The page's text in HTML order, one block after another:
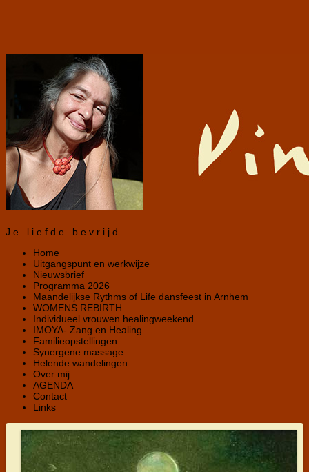
Je liefde bevrijd
Home
Uitgangspunt en werkwijze
Nieuwsbrief
Programma 2026
Maandelijkse Rythms of Life dansfeest in Arnhem
WOMENS REBIRTH
Individueel vrouwen healingweekend
IMOYA- Zang en Healing
Familieopstellingen
Synergene massage
Helende wandelingen
Over mij...
AGENDA
Contact
Links